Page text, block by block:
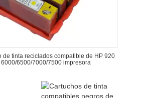
de tinta reciclados compatible de HP 920
6000/6500/7000/7500 impresora